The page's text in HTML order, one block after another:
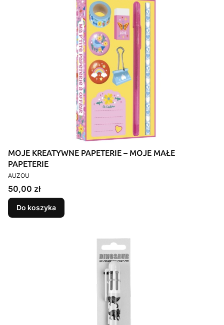
MOJE KREATYWNE PAPETERIE – MOJE MAŁE
PAPETERIE
PRODUCENT
AUZOU
Cena
50,00 zł
Do koszyka